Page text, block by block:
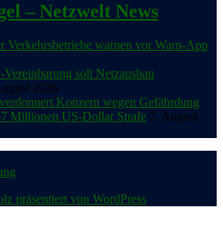
– Netzwelt News
Verkehrsbetriebe warnen vor Warn-App
soll Netzausbau
2026
Konzern wegen Gefährdung
Millionen US-Dollar Strafe 7. August
präsentiert von WordPress